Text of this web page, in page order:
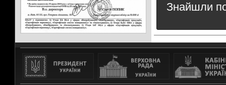
Знайшли